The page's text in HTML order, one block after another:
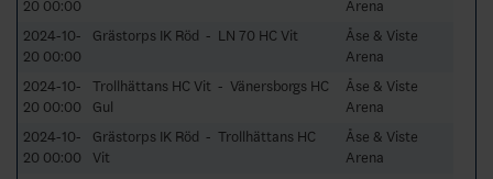
20 00:00
Arena
2024-10-
20 00:00
Grästorps IK Röd - LN 70 HC Vit
Åse & Viste
Arena
2024-10-
20 00:00
Trollhättans HC Vit - Vänersborgs HC
Gul
Åse & Viste
Arena
2024-10-
20 00:00
Grästorps IK Röd - Trollhättans HC
Vit
Åse & Viste
Arena